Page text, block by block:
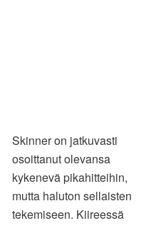
Skinner on jatkuvasti
osoittanut olevansa
kykenevä pikahitteihin,
mutta haluton sellaisten
tekemiseen. Kiireessä